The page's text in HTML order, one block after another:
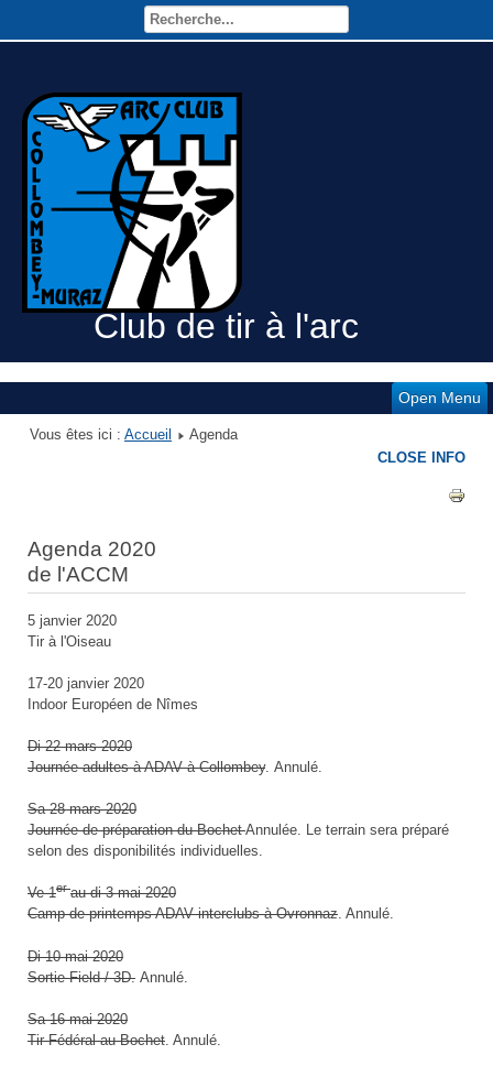
Club de tir à l'arc
Open Menu
Vous êtes ici : Accueil Agenda
Agenda 2020
de l'ACCM
5 janvier 2020
Tir à l'Oiseau
17-20 janvier 2020
Indoor Européen de Nîmes
Di 22 mars 2020
Journée adultes à ADAV à Collombey. Annulé.
Sa 28 mars 2020
Journée de préparation du BochetAnnulée. Le terrain sera préparé
selon des disponibilités individuelles.
Ve 1erau di 3 mai 2020
Camp de printemps ADAV interclubs à Ovronnaz. Annulé.
Di 10 mai 2020
Sortie Field / 3D. Annulé.
Sa 16 mai 2020
Tir Fédéral au Bochet . Annulé.
CLOSE INFO